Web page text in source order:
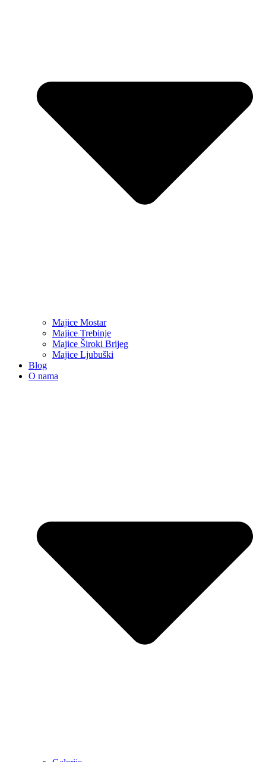
Majice Mostar
Majice Trebinje
Majice Široki Brijeg
Majice Ljubuški
Blog
O nama